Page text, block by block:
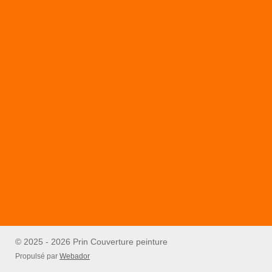
© 2025 - 2026 Prin Couverture peinture
Propulsé par Webador